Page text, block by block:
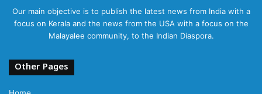
Our main objective is to publish the latest news from India with a
focus on Kerala and the news from the USA with a focus on the
Malayalee community, to the Indian Diaspora.
Other Pages